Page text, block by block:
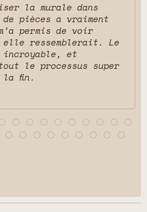
la murale dans
pièces a vraiment
permis de voir
elle ressemblerait. Le
et
le processus super
la fin.